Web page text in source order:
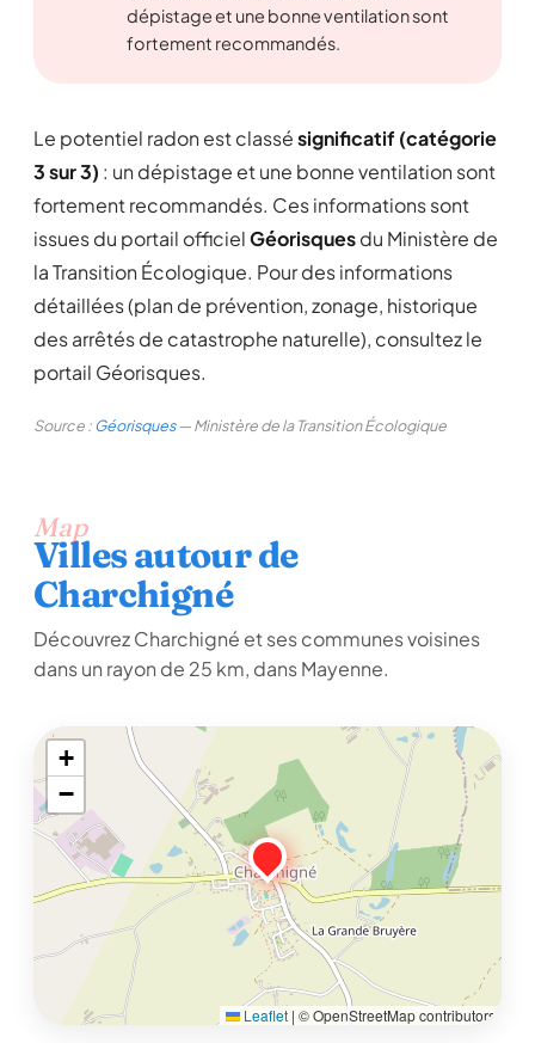
dépistage et une bonne ventilation sont
fortement recommandés.
Le potentiel radon est classésignificatif (catégorie
3 sur 3) : un dépistage et une bonne ventilation sont
fortement recommandés. Ces informations sont
issues du portail officielGéorisquesdu Ministère de
la Transition Écologique. Pour des informations
détaillées (plan de prévention, zonage, historique
des arrêtés de catastrophe naturelle), consultez le
portail Géorisques.
Source :Géorisques— Ministère de la Transition Écologique
Map
Villes autour de
Charchigné
Découvrez Charchigné et ses communes voisines
dans un rayon de 25 km, dans Mayenne.
+
−
Leaflet | © OpenStreetMap contributors